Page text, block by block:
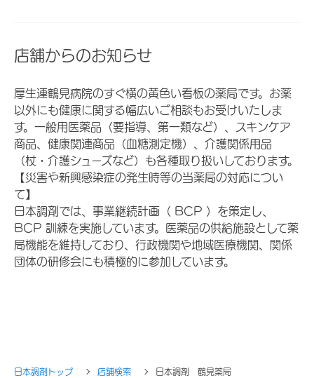
店舗からのお知らせ
厚生連鶴見病院のすぐ横の黄色い看板の薬局です。お薬
以外にも健康に関する幅広いご相談もお受けいたしま
す。一般用医薬品（要指導、第一類など）、スキンケア
商品、健康関連商品（血糖測定機）、介護関係用品
（杖・介護シューズなど）も各種取り扱いしております。
【災害や新興感染症の発生時等の当薬局の対応につい
て】
日本調剤では、事業継続計画（ BCP ）を策定し、
BCP 訓練を実施しています。医薬品の供給施設として薬
局機能を維持しており、行政機関や地域医療機関、関係
団体の研修会にも積極的に参加しています。
日本調剤トップ 店舗検索 日本調剤 鶴見薬局